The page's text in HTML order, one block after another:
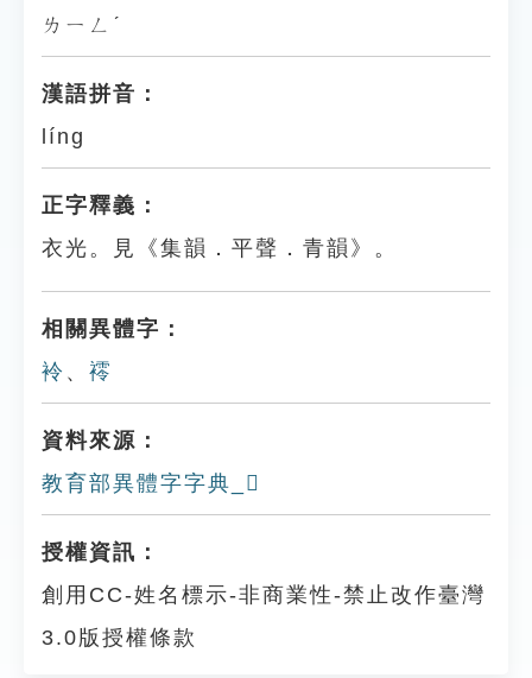
ㄌㄧㄥˊ
漢語拼音：
líng
正字釋義：
衣光。見《集韻．平聲．青韻》。
相關異體字：
袊 、 䙥
資料來源：
教育部異體字字典_𧟙
授權資訊：
創用CC-姓名標示-非商業性-禁止改作臺灣
3.0版授權條款